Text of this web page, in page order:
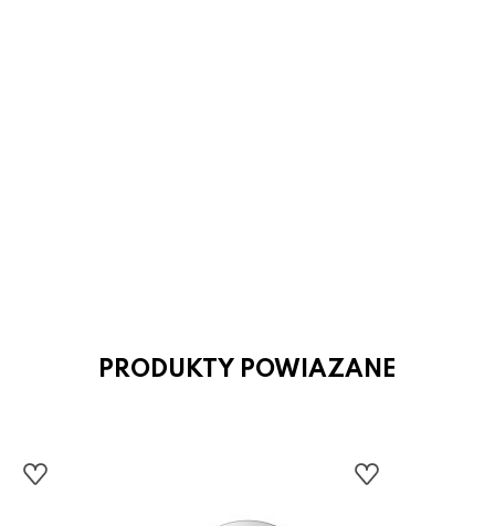
PRODUKTY POWIAZANE